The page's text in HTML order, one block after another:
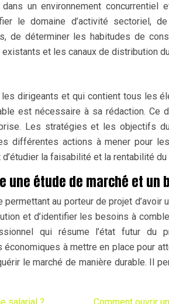
un environnement
le domaine d’activité sectoriel,
de déterminer les habitudes de
et les canaux de distribution
dirigeants et qui contient tous les
est nécessaire à sa rédaction. Ce
Les stratégies et les objectifs
différentes actions à mener pour
la faisabilité et la rentabilité
une étude de marché et un
permettant au porteur de projet
et d’identifier les besoins à
qui résume l’état futur du
à mettre en place pour
le marché de manière durable. Il